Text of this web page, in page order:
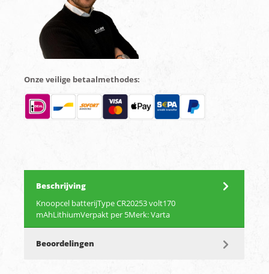
Onze veilige betaalmethodes:
Beschrijving
Knoopcel batterijType CR20253 volt170
mAhLithiumVerpakt per 5Merk: Varta
Beoordelingen